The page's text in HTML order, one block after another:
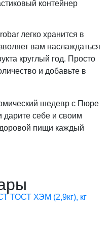
контейнер
легко хранится в
вам наслаждаться
круглый год. Просто
и добавьте в
шедевр с Пюре
себе и своим
пищи каждый
ТОСТ ХЭМ (2,9кг), кг